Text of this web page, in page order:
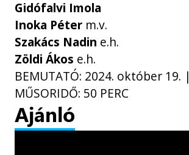
Gidófalvi Imola
Inoka Péter m.v.
Szakács Nadin e.h.
Zöldi Ákos e.h.
BEMUTATÓ: 2024. október 19. |
MŰSORIDŐ: 50 PERC
Ajánló